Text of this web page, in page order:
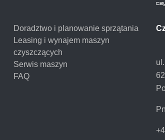
Doradztwo i planowanie sprzątania
Leasing i wynajem maszyn
czyszczących
Serwis maszyn
FAQ